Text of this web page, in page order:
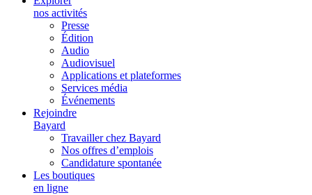
nos activités
Presse
Édition
Audio
Audiovisuel
Applications et plateformes
Services média
Événements
Rejoindre
Bayard
Travailler chez Bayard
Nos offres d’emplois
Candidature spontanée
Les boutiques
en ligne